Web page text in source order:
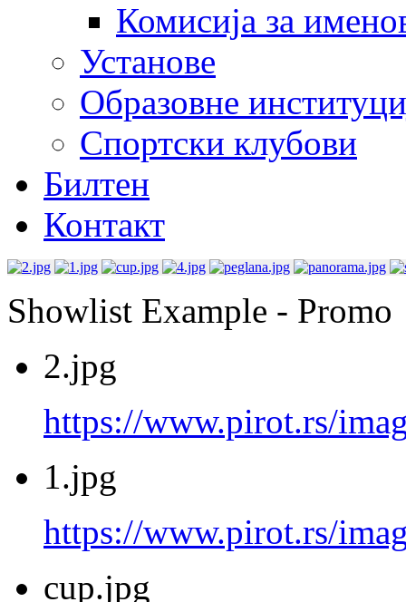
Комисија за
Установе
Образовне
Спортски клубови
Билтен
Контакт
Showlist Example - Promo
2.jpg
https://www.pirot.rs/
1.jpg
https://www.pirot.rs/
cup.jpg